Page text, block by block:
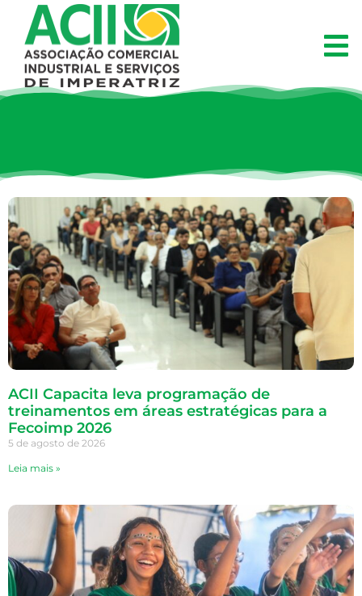
ACII Capacita leva programação de
treinamentos em áreas estratégicas para a
Fecoimp 2026
5 de agosto de 2026
Leia mais »